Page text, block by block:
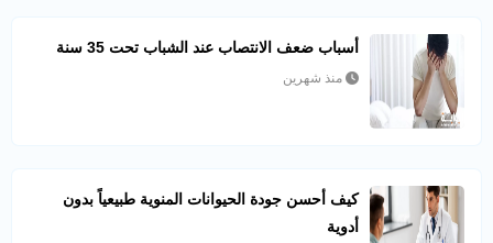
أسباب ضعف الانتصاب عند الشباب تحت 35 سنة
منذ شهرين
كيف أحسن جودة الحيوانات المنوية طبيعياً بدون
أدوية